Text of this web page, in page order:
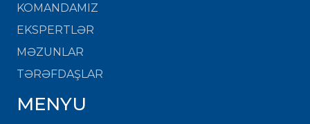
KOMANDAMIZ
EKSPERTLƏR
MƏZUNLAR
TƏRƏFDAŞLAR
MENYU